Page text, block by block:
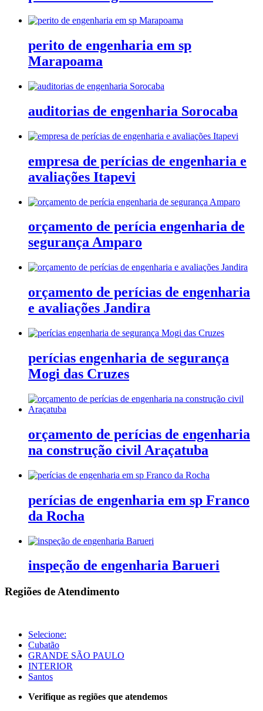
perito de engenharia em sp
Marapoama
auditorias de engenharia Sorocaba
empresa de perícias de engenharia e
avaliações Itapevi
orçamento de perícia engenharia de
segurança Amparo
orçamento de perícias de engenharia
e avaliações Jandira
perícias engenharia de segurança
Mogi das Cruzes
orçamento de perícias de engenharia
na construção civil Araçatuba
perícias de engenharia em sp Franco
da Rocha
inspeção de engenharia Barueri
Regiões de Atendimento
Selecione:
Cubatão
GRANDE SÃO PAULO
INTERIOR
Santos
Verifique as regiões que atendemos